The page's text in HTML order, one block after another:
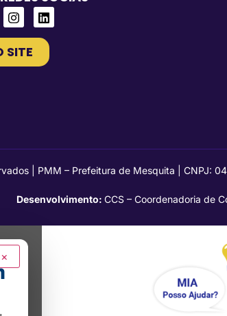
SITE
| PMM – Prefeitura de Mesquita | CNPJ:
Desenvolvimento:CCS – Coordenadoria de
×